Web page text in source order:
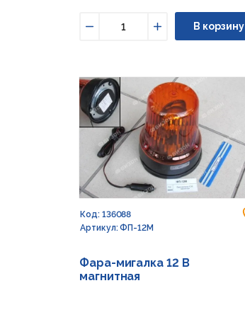
Увеличить
В корзину
Код: 136088
Артикул: ФП-12М
Фара-мигалка 12 В
магнитная